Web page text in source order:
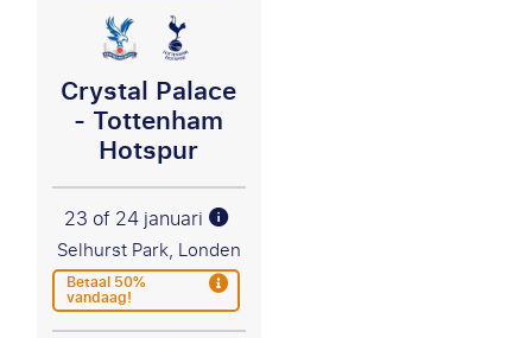
Crystal Palace
- Tottenham
Hotspur
23 of 24 januari
Selhurst Park, Londen
Betaal 50%
vandaag!